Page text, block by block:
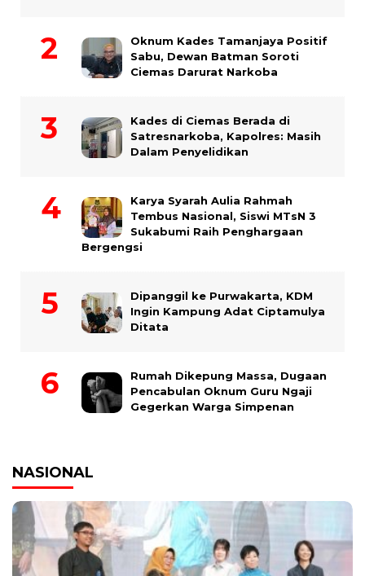
Oknum Kades Tamanjaya Positif
Sabu, Dewan Batman Soroti
Ciemas Darurat Narkoba
Kades di Ciemas Berada di
Satresnarkoba, Kapolres: Masih
Dalam Penyelidikan
Karya Syarah Aulia Rahmah
Tembus Nasional, Siswi MTsN 3
Sukabumi Raih Penghargaan
Bergengsi
Dipanggil ke Purwakarta, KDM
Ingin Kampung Adat Ciptamulya
Ditata
Rumah Dikepung Massa, Dugaan
Pencabulan Oknum Guru Ngaji
Gegerkan Warga Simpenan
NASIONAL